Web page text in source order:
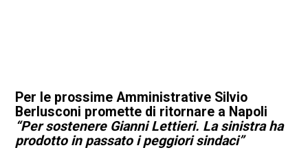
Per le prossime Amministrative Silvio
Berlusconi promette di ritornare a Napoli
“Per sostenere Gianni Lettieri. La sinistra ha
prodotto in passato i peggiori sindaci”